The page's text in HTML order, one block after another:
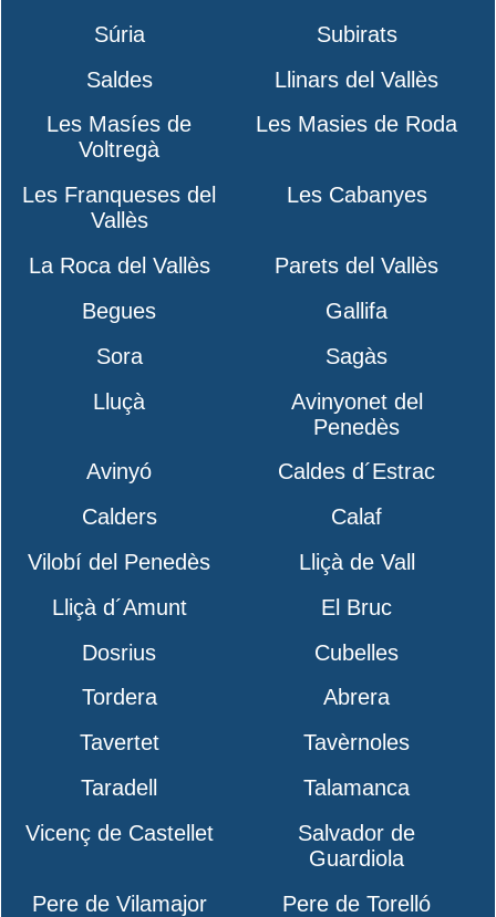
Súria
Subirats
Saldes
Llinars del Vallès
Les Masíes de
Voltregà
Les Masies de Roda
Les Franqueses del
Vallès
Les Cabanyes
La Roca del Vallès
Parets del Vallès
Begues
Gallifa
Sora
Sagàs
Lluçà
Avinyonet del
Penedès
Avinyó
Caldes d´Estrac
Calders
Calaf
Vilobí del Penedès
Lliçà de Vall
Lliçà d´Amunt
El Bruc
Dosrius
Cubelles
Tordera
Abrera
Tavertet
Tavèrnoles
Taradell
Talamanca
Vicenç de Castellet
Salvador de
Guardiola
Pere de Vilamajor
Pere de Torelló